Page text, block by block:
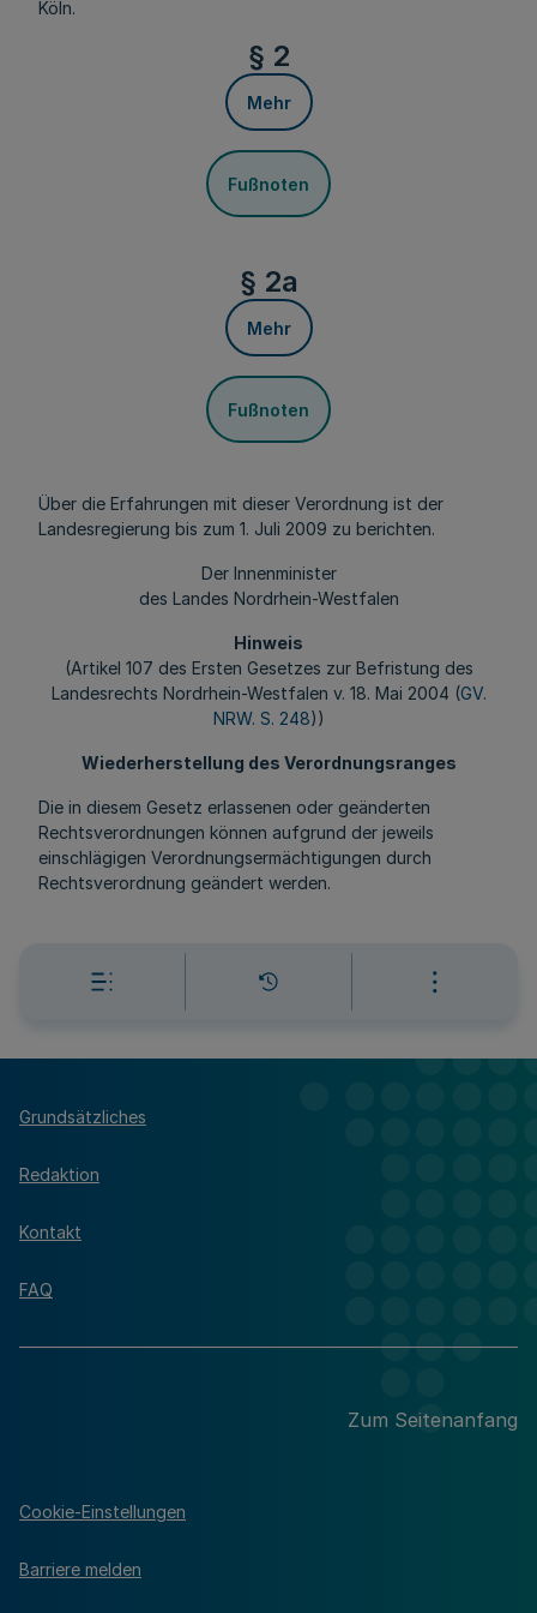
Köln.
§ 2
Mehr
Fußnoten
§ 2a
Mehr
Fußnoten
Über die Erfahrungen mit dieser Verordnung ist der
Landesregierung bis zum 1. Juli 2009 zu berichten.
Der Innenminister
des Landes Nordrhein-Westfalen
Hinweis
(Artikel 107 des Ersten Gesetzes zur Befristung des
Landesrechts Nordrhein-Westfalen v. 18. Mai 2004 (GV.
NRW. S. 248))
Wiederherstellung des Verordnungsranges
Die in diesem Gesetz erlassenen oder geänderten
Rechtsverordnungen können aufgrund der jeweils
einschlägigen Verordnungsermächtigungen durch
Rechtsverordnung geändert werden.
Grundsätzliches
Redaktion
Kontakt
FAQ
Zum Seitenanfang
Cookie-Einstellungen
Barriere melden